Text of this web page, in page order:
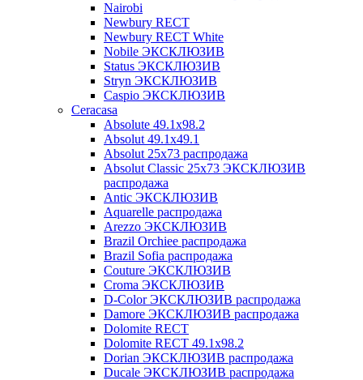
Nairobi
Newbury RECT
Newbury RECT White
Nobile ЭКСКЛЮЗИВ
Status ЭКСКЛЮЗИВ
Stryn ЭКСКЛЮЗИВ
Сaspio ЭКСКЛЮЗИВ
Ceracasa
Absolute 49.1x98.2
Absolut 49.1x49.1
Absolut 25x73 распродажа
Absolut Classic 25x73 ЭКСКЛЮЗИВ
распродажа
Antic ЭКСКЛЮЗИВ
Aquarelle распродажа
Arezzo ЭКСКЛЮЗИВ
Brazil Orchiee распродажа
Brazil Sofia распродажа
Couture ЭКСКЛЮЗИВ
Croma ЭКСКЛЮЗИВ
D-Color ЭКСКЛЮЗИВ распродажа
Damore ЭКСКЛЮЗИВ распродажа
Dolomite RECT
Dolomite RECT 49.1x98.2
Dorian ЭКСКЛЮЗИВ распродажа
Ducale ЭКСКЛЮЗИВ распродажа